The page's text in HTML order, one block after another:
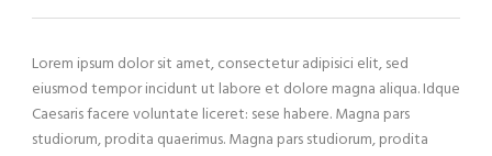
Lorem ipsum dolor sit amet, consectetur adipisici elit, sed
eiusmod tempor incidunt ut labore et dolore magna aliqua. Idque
Caesaris facere voluntate liceret: sese habere. Magna pars
studiorum, prodita quaerimus. Magna pars studiorum, prodita